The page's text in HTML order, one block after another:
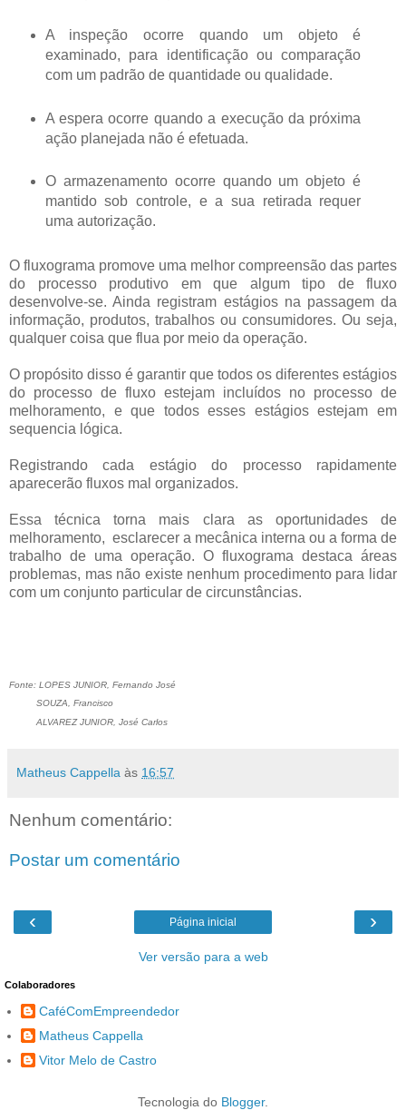
A inspeção ocorre quando um objeto é
examinado, para identificação ou comparação
com um padrão de quantidade ou qualidade.
A espera ocorre quando a execução da próxima
ação planejada não é efetuada.
O armazenamento ocorre quando um objeto é
mantido sob controle, e a sua retirada requer
uma autorização.
O fluxograma promove uma melhor compreensão das partes
do processo produtivo em que algum tipo de fluxo
desenvolve-se. Ainda registram estágios na passagem da
informação, produtos, trabalhos ou consumidores. Ou seja,
qualquer coisa que flua por meio da operação.
O propósito disso é garantir que todos os diferentes estágios
do processo de fluxo estejam incluídos no processo de
melhoramento, e que todos esses estágios estejam em
sequencia lógica.
Registrando cada estágio do processo rapidamente
aparecerão fluxos mal organizados.
Essa técnica torna mais clara as oportunidades de
melhoramento, esclarecer a mecânica interna ou a forma de
trabalho de uma operação. O fluxograma destaca áreas
problemas, mas não existe nenhum procedimento para lidar
com um conjunto particular de circunstâncias.
Fonte: LOPES JUNIOR, Fernando José
SOUZA, Francisco
ALVAREZ JUNIOR, José Carlos
Matheus Cappella às 16:57
Nenhum comentário:
Postar um comentário
‹ ›
Página inicial
Ver versão para a web
Colaboradores
CaféComEmpreendedor
Matheus Cappella
Vitor Melo de Castro
Tecnologia do Blogger.